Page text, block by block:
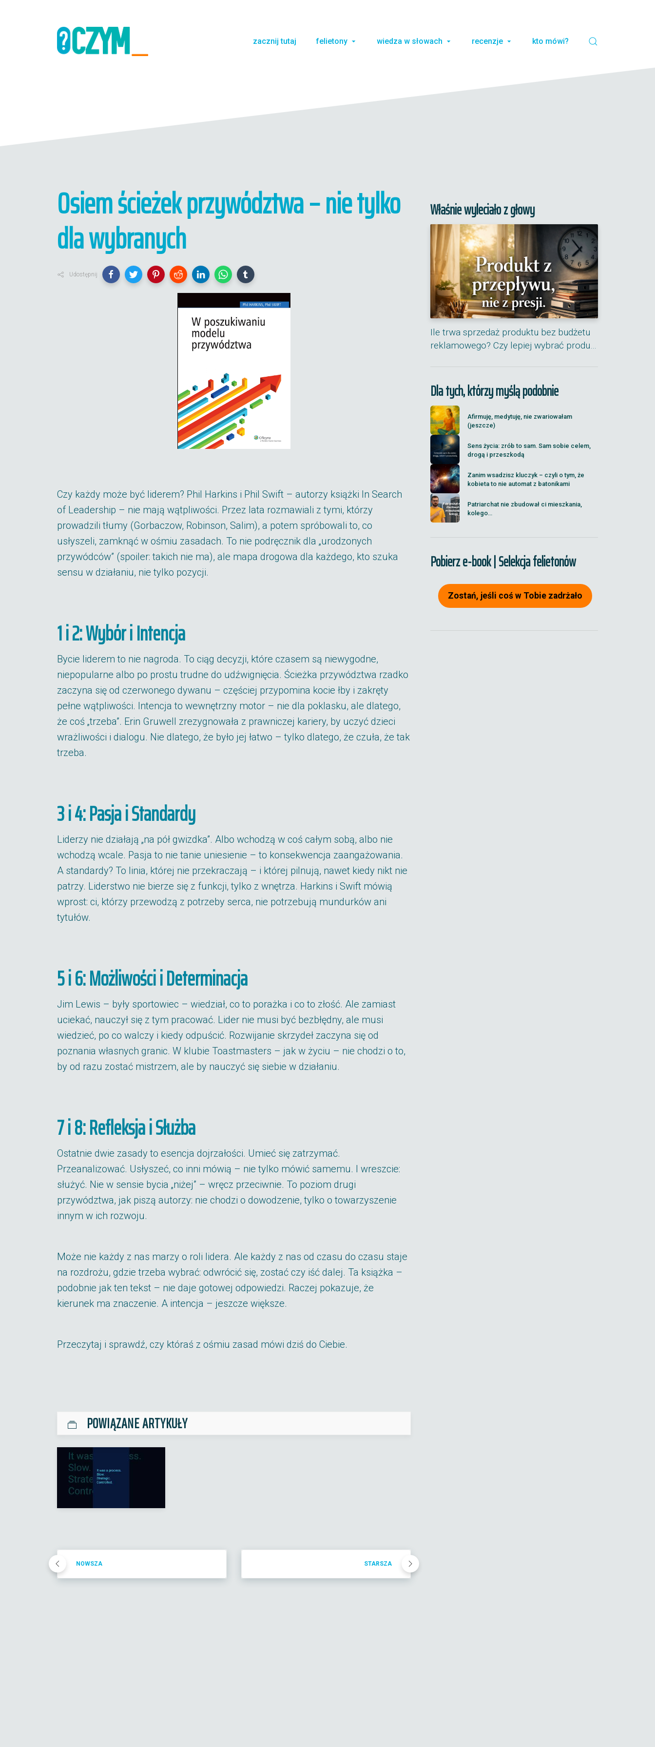
zacznij tutaj felietony wiedza w słowach recenzje kto mówi?
Osiem ścieżek przywództwa – nie tylko
dla wybranych
Udostępnij
Czy każdy może być liderem? Phil Harkins i Phil Swift – autorzy książki In Search
of Leadership – nie mają wątpliwości. Przez lata rozmawiali z tymi, którzy
prowadzili tłumy (Gorbaczow, Robinson, Salim), a potem spróbowali to, co
usłyszeli, zamknąć w ośmiu zasadach. To nie podręcznik dla „urodzonych
przywódców” (spoiler: takich nie ma), ale mapa drogowa dla każdego, kto szuka
sensu w działaniu, nie tylko pozycji.
1 i 2: Wybór i Intencja
Bycie liderem to nie nagroda. To ciąg decyzji, które czasem są niewygodne,
niepopularne albo po prostu trudne do udźwignięcia. Ścieżka przywództwa rzadko
zaczyna się od czerwonego dywanu – częściej przypomina kocie łby i zakręty
pełne wątpliwości. Intencja to wewnętrzny motor – nie dla poklasku, ale dlatego,
że coś „trzeba”. Erin Gruwell zrezygnowała z prawniczej kariery, by uczyć dzieci
wrażliwości i dialogu. Nie dlatego, że było jej łatwo – tylko dlatego, że czuła, że tak
trzeba.
3 i 4: Pasja i Standardy
Liderzy nie działają „na pół gwizdka”. Albo wchodzą w coś całym sobą, albo nie
wchodzą wcale. Pasja to nie tanie uniesienie – to konsekwencja zaangażowania.
A standardy? To linia, której nie przekraczają – i której pilnują, nawet kiedy nikt nie
patrzy. Liderstwo nie bierze się z funkcji, tylko z wnętrza. Harkins i Swift mówią
wprost: ci, którzy przewodzą z potrzeby serca, nie potrzebują mundurków ani
tytułów.
5 i 6: Możliwości i Determinacja
Jim Lewis – były sportowiec – wiedział, co to porażka i co to złość. Ale zamiast
uciekać, nauczył się z tym pracować. Lider nie musi być bezbłędny, ale musi
wiedzieć, po co walczy i kiedy odpuścić. Rozwijanie skrzydeł zaczyna się od
poznania własnych granic. W klubie Toastmasters – jak w życiu – nie chodzi o to,
by od razu zostać mistrzem, ale by nauczyć się siebie w działaniu.
7 i 8: Refleksja i Służba
Ostatnie dwie zasady to esencja dojrzałości. Umieć się zatrzymać.
Przeanalizować. Usłyszeć, co inni mówią – nie tylko mówić samemu. I wreszcie:
służyć. Nie w sensie bycia „niżej” – wręcz przeciwnie. To poziom drugi
przywództwa, jak piszą autorzy: nie chodzi o dowodzenie, tylko o towarzyszenie
innym w ich rozwoju.
Może nie każdy z nas marzy o roli lidera. Ale każdy z nas od czasu do czasu staje
na rozdrożu, gdzie trzeba wybrać: odwrócić się, zostać czy iść dalej. Ta książka –
podobnie jak ten tekst – nie daje gotowej odpowiedzi. Raczej pokazuje, że
kierunek ma znaczenie. A intencja – jeszcze większe.
Przeczytaj i sprawdź, czy któraś z ośmiu zasad mówi dziś do Ciebie.
POWIĄZANE ARTYKUŁY
NOWSZA STARSZA
Właśnie wyleciało z głowy
Ile trwa sprzedaż produktu bez budżetu
reklamowego? Czy lepiej wybrać produ…
Dla tych, którzy myślą podobnie
Afirmuję, medytuję, nie zwariowałam
(jeszcze)
Sens życia: zrób to sam. Sam sobie celem,
drogą i przeszkodą
Zanim wsadzisz kluczyk – czyli o tym, że
kobieta to nie automat z batonikami
Patriarchat nie zbudował ci mieszkania,
kolego...
Pobierz e-book | Selekcja felietonów
Zostań, jeśli coś w Tobie zadrżało